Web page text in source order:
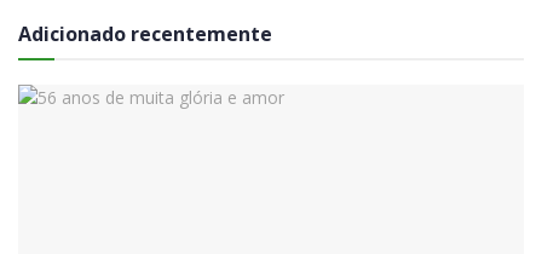
Adicionado recentemente